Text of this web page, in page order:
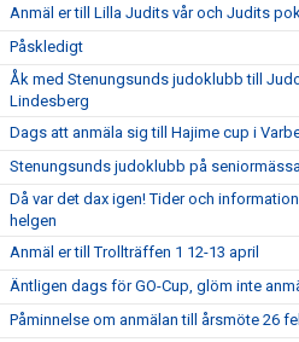
Anmäl er till Lilla Judits vår och Judits
Påskledigt
Åk med Stenungsunds judoklubb till
Lindesberg
Dags att anmäla sig till Hajime cup i
Stenungsunds judoklubb på
Då var det dax igen! Tider och
helgen
Anmäl er till Trollträffen 1 12-13 april
Äntligen dags för GO-Cup, glöm inte
Påminnelse om anmälan till årsmöte 26